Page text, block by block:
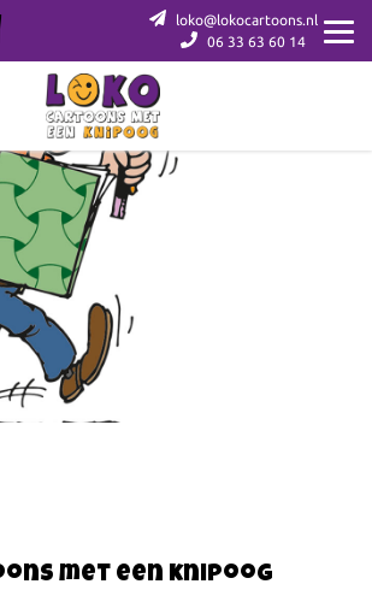
loko@lokocartoons.nl
06 33 63 60 14
met een knipoog